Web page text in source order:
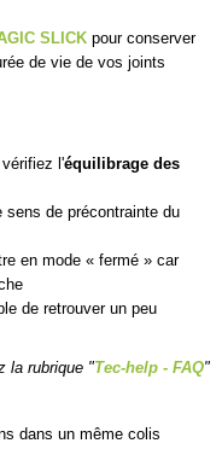
SLICK pour conserver
de vie de vos joints
l'équilibrage des
sens de précontrainte du
en mode « fermé » car
de retrouver un peu
la rubrique "Tec-help - FAQ"
dans un même colis